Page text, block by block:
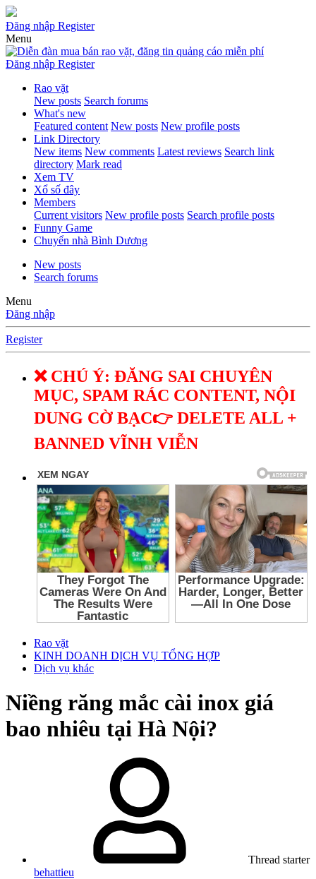
Đăng nhập Register
Menu
Đăng nhập Register
Rao vặt
New posts Search forums
What's new
Featured content New posts New profile posts
Link Directory
New items New comments Latest reviews Search link
directory Mark read
Xem TV
Xổ số đây
Members
Current visitors New profile posts Search profile posts
Funny Game
Chuyển nhà Bình Dương
New posts
Search forums
Menu
Đăng nhập
Register
❌ CHÚ Ý: ĐĂNG SAI CHUYÊN
MỤC, SPAM RÁC CONTENT, NỘI
DUNG CỜ BẠC👉 DELETE ALL +
BANNED VĨNH VIỄN
Rao vặt
KINH DOANH DỊCH VỤ TỔNG HỢP
Dịch vụ khác
Niềng răng mắc cài inox giá
bao nhiêu tại Hà Nội?
Thread starter
behattieu